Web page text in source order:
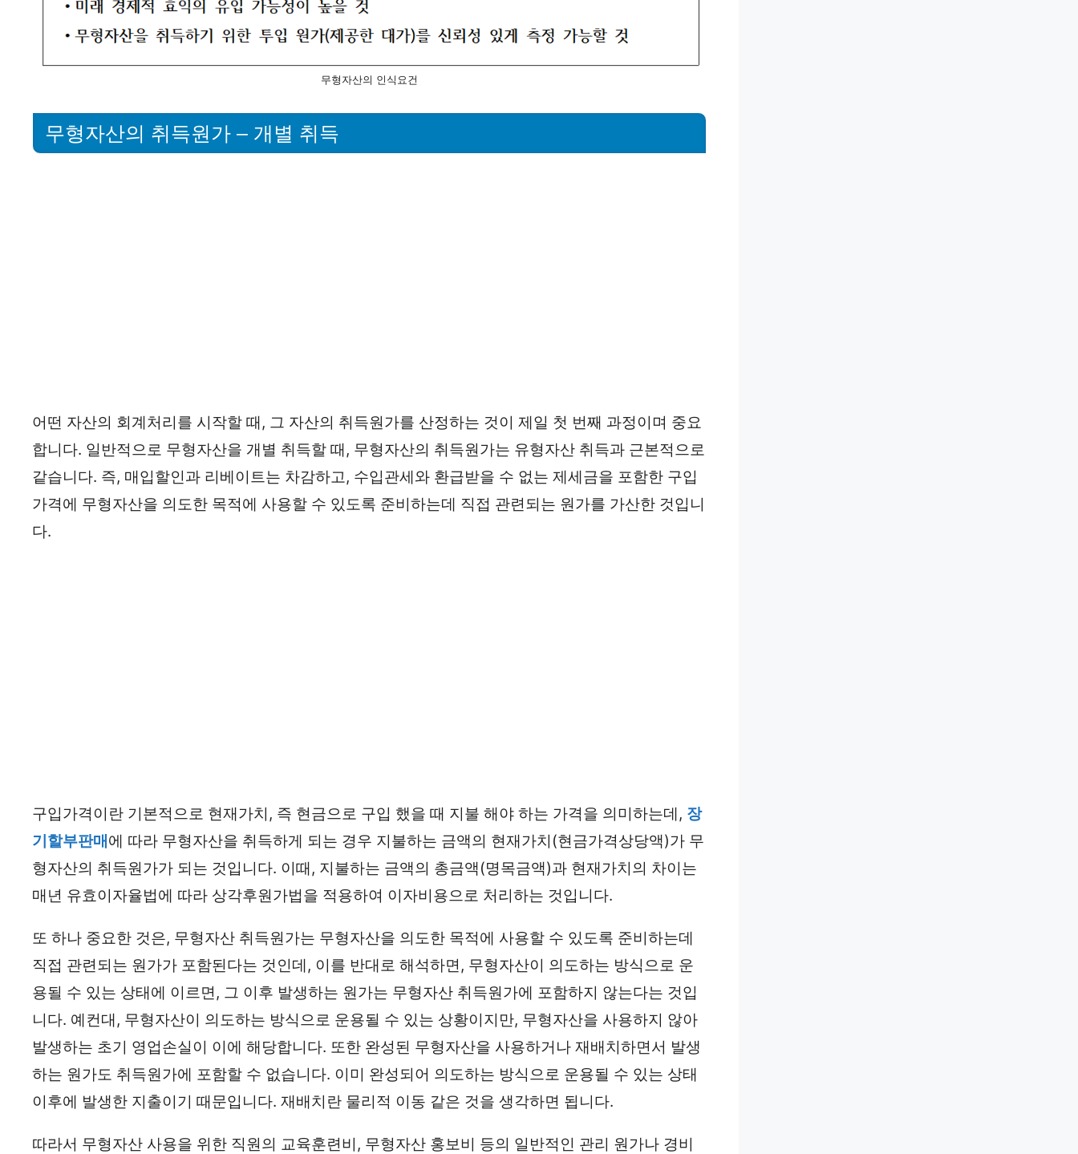
무형자산의 인식요건
무형자산의 취득원가 – 개별 취득
어떤 자산의 회계처리를 시작할 때, 그 자산의 취득원가를 산정하는 것이 제일 첫 번째 과정이며 중요
합니다. 일반적으로 무형자산을 개별 취득할 때, 무형자산의 취득원가는 유형자산 취득과 근본적으로
같습니다. 즉, 매입할인과 리베이트는 차감하고, 수입관세와 환급받을 수 없는 제세금을 포함한 구입
가격에 무형자산을 의도한 목적에 사용할 수 있도록 준비하는데 직접 관련되는 원가를 가산한 것입니
다.
구입가격이란 기본적으로 현재가치, 즉 현금으로 구입 했을 때 지불 해야 하는 가격을 의미하는데, 장
기할부판매 에 따라 무형자산을 취득하게 되는 경우 지불하는 금액의 현재가치(현금가격상당액)가 무
형자산의 취득원가가 되는 것입니다. 이때, 지불하는 금액의 총금액(명목금액)과 현재가치의 차이는
매년 유효이자율법에 따라 상각후원가법을 적용하여 이자비용으로 처리하는 것입니다.
또 하나 중요한 것은, 무형자산 취득원가는 무형자산을 의도한 목적에 사용할 수 있도록 준비하는데
직접 관련되는 원가가 포함된다는 것인데, 이를 반대로 해석하면, 무형자산이 의도하는 방식으로 운
용될 수 있는 상태에 이르면, 그 이후 발생하는 원가는 무형자산 취득원가에 포함하지 않는다는 것입
니다. 예컨대, 무형자산이 의도하는 방식으로 운용될 수 있는 상황이지만, 무형자산을 사용하지 않아
발생하는 초기 영업손실이 이에 해당합니다. 또한 완성된 무형자산을 사용하거나 재배치하면서 발생
하는 원가도 취득원가에 포함할 수 없습니다. 이미 완성되어 의도하는 방식으로 운용될 수 있는 상태
이후에 발생한 지출이기 때문입니다. 재배치란 물리적 이동 같은 것을 생각하면 됩니다.
따라서 무형자산 사용을 위한 직원의 교육훈련비, 무형자산 홍보비 등의 일반적인 관리 원가나 경비